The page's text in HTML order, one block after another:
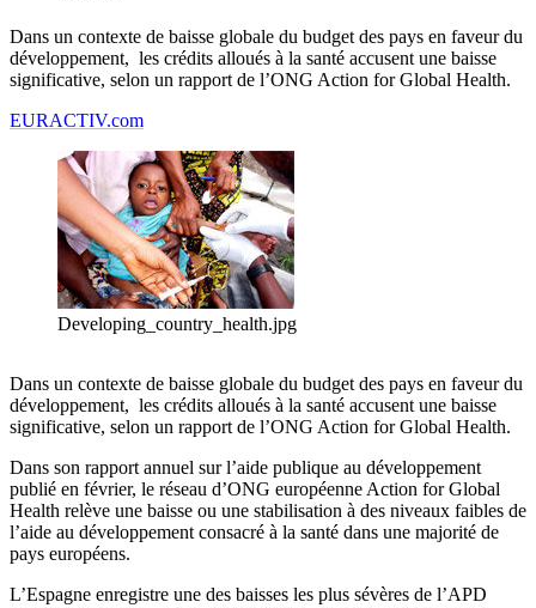
Dans un contexte de baisse globale du budget des pays en faveur du
développement, les crédits alloués à la santé accusent une baisse
significative, selon un rapport de l’ONG Action for Global Health.
EURACTIV.com
Developing_country_health.jpg
Dans un contexte de baisse globale du budget des pays en faveur du
développement, les crédits alloués à la santé accusent une baisse
significative, selon un rapport de l’ONG Action for Global Health.
Dans son rapport annuel sur l’aide publique au développement
publié en février, le réseau d’ONG européenne Action for Global
Health relève une baisse ou une stabilisation à des niveaux faibles de
l’aide au développement consacré à la santé dans une majorité de
pays européens.
L’Espagne enregistre une des baisses les plus sévères de l’APD